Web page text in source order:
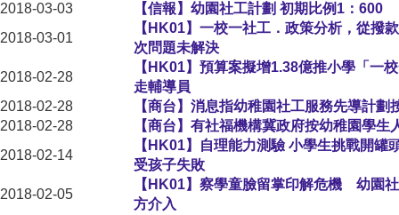
2018-03-03
【信報】幼園社工計劃 初期比例1：600
2018-03-01
【HK01】一校一社工．政策分析，從撥
次問題未解決
2018-02-28
【HK01】預算案擬增1.38億推小學「一
走輔導員
2018-02-28
【商台】消息指幼稚園社工服務先導計劃
2018-02-28
【商台】有社福機構冀政府按幼稚園學生
2018-02-14
【HK01】自理能力測驗 小學生挑戰開
受孩子失敗
2018-02-05
【HK01】察學童臉留掌印解危機 幼園
方介入